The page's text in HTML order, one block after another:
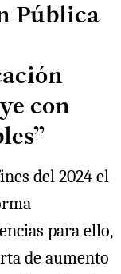
Pública
con
del 2024 el
para ello,
de aumento